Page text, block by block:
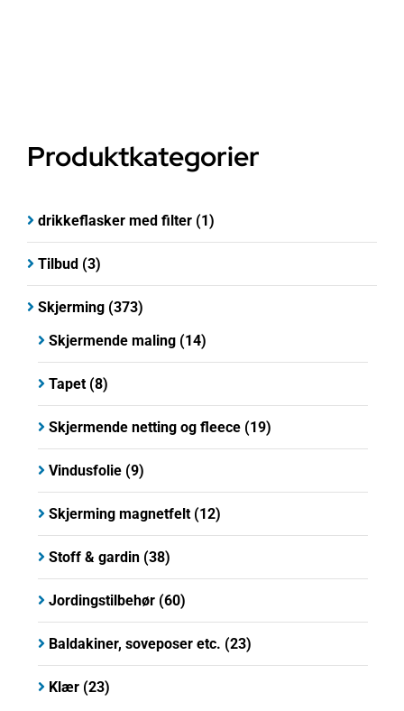
Produktkategorier
drikkeflasker med filter (1)
Tilbud (3)
Skjerming (373)
Skjermende maling (14)
Tapet (8)
Skjermende netting og fleece (19)
Vindusfolie (9)
Skjerming magnetfelt (12)
Stoff & gardin (38)
Jordingstilbehør (60)
Baldakiner, soveposer etc. (23)
Klær (23)